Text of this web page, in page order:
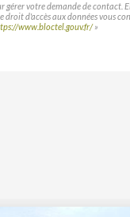
votre demande de
d'accès aux données vous
www.bloctel.gouv.fr/»